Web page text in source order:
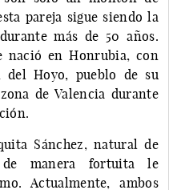
pareja sigue siendo la
más de 50 años.
nació en Honrubia, con
del Hoyo, pueblo de su
de Valencia durante
Sánchez, natural de
de manera fortuita le
Actualmente, ambos